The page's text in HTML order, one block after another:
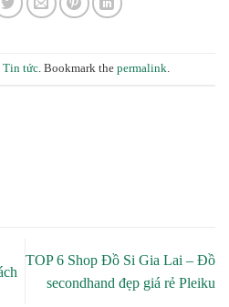
Tin tức. Bookmark the permalink.
TOP 6 Shop Đồ Si Gia Lai – Đồ
secondhand đẹp giá rẻ Pleiku